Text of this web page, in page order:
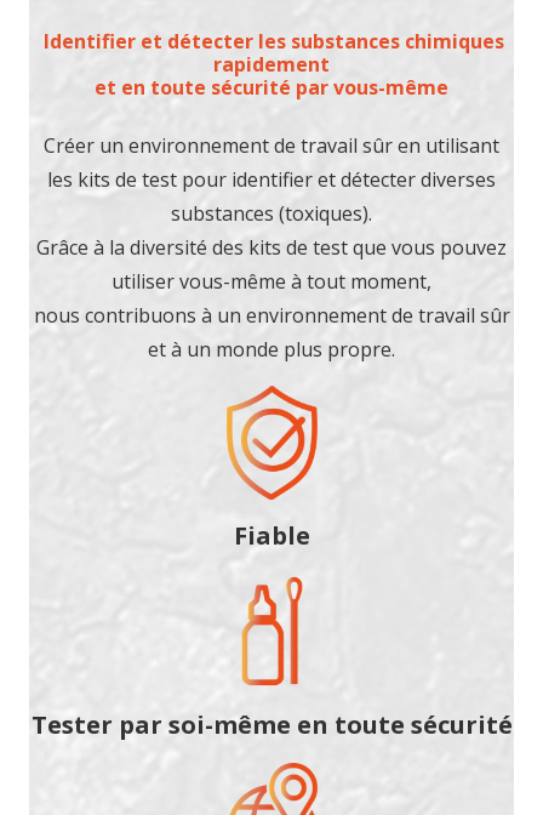
Identifier et détecter les substances chimiques
rapidement
et en toute sécurité par vous-même
Créer un environnement de travail sûr en utilisant
les kits de test pour identifier et détecter diverses
substances (toxiques).
Grâce à la diversité des kits de test que vous pouvez
utiliser vous-même à tout moment,
nous contribuons à un environnement de travail sûr
et à un monde plus propre.
Fiable
Tester par soi-même en toute sécurité